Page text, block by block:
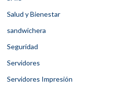
Salud y Bienestar
sandwichera
Seguridad
Servidores
Servidores Impresión